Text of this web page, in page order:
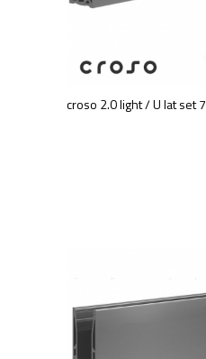
croso 2.0 light / U lat set 7